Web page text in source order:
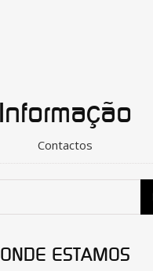
Informação
Contactos
ONDE ESTAMOS